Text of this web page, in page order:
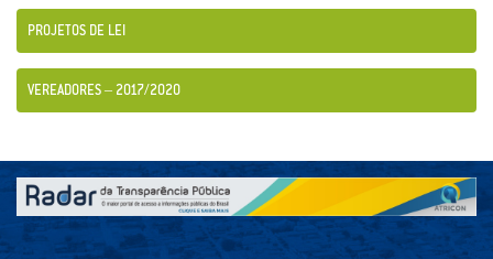
PROJETOS DE LEI
VEREADORES – 2017/2020